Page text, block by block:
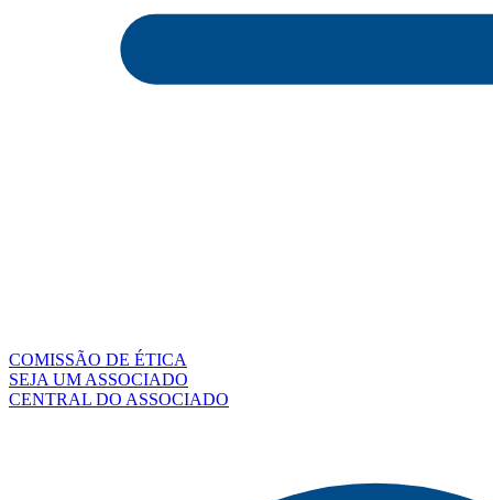
COMISSÃO DE ÉTICA
SEJA UM ASSOCIADO
CENTRAL DO ASSOCIADO